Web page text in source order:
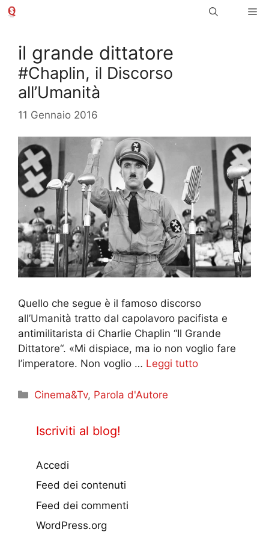
Vai
il grande dittatore
#Chaplin, il Discorso
all’Umanità
11 Gennaio 2016
Quello che segue è il famoso discorso
all’Umanità tratto dal capolavoro pacifista e
antimilitarista di Charlie Chaplin “Il Grande
Dittatore“. «Mi dispiace, ma io non voglio fare
l’imperatore. Non voglio … Leggi tutto
Categorie
Cinema&Tv, Parola d'Autore
Iscriviti al blog!
Accedi
Feed dei contenuti
Feed dei commenti
WordPress.org